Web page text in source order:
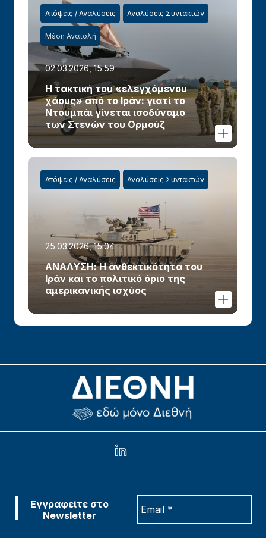
Απόψεις / Αναλύσεις Αναλύσεις Συντακτών
Μέση Ανατολή
02.03.2026, 15:59
Η τακτική του «ελεγχόμενου
χάους» από το Ιράν: γιατί το
Ντουμπάι γίνεται ισοδύναμο
των Στενών του Ορμούζ
Απόψεις / Αναλύσεις Αναλύσεις Συντακτών
25.03.2026, 15:04
ΑΝΑΛΥΣΗ: Η ανθεκτικότητα του
Ιράν και το πολιτικό όριο της
αμερικανικής ισχύος